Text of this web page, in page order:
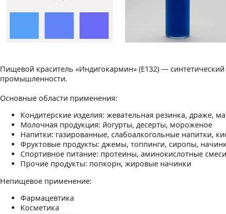
Пищевой краситель «Индигокармин» (E132) —
промышленности.
Основные области применения:
Кондитерские изделия: жевательная резинка, драже,
Молочная продукция: йогурты, десерты, мороженое
Напитки: газированные, слабоалкогольные напитки,
Фруктовые продукты: джемы, топпинги, сиропы,
Спортивное питание: протеины, аминокислотные
Прочие продукты: попкорн, жировые начинки
Непищевое применение:
Фармацевтика
Косметика